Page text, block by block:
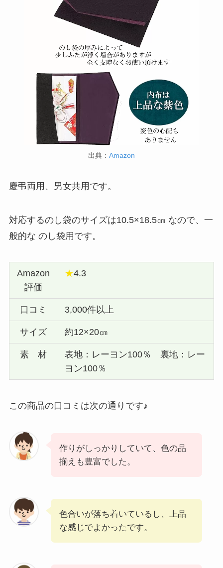
出典： Amazon
慶弔両用、男女共用です。
対応するのし袋のサイズは10.5×18.5㎝ なので、一
般的な のし袋用です。
Amazon
評価
★4.3
口コミ 3,000件以上
サイズ 約12×20㎝
素 材
表地：レーヨン100％ 裏地：レー
ヨン100％
この商品の口コミは次の通りです♪
作りがしっかりしていて、色の品
揃えも豊富でした。
色合いが落ち着いているし、上品
な感じでよかったです。